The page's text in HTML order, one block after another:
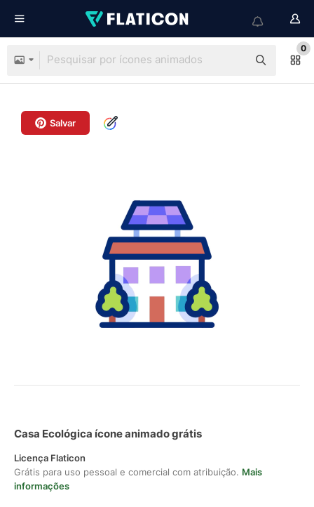
0
Salvar
Casa Ecológica ícone animado grátis
Licença Flaticon
Grátis para uso pessoal e comercial com atribuição. Mais
informações